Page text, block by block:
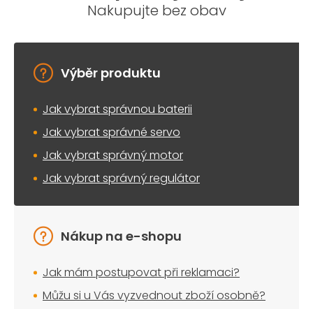
Nakupujte bez obav
Výběr produktu
Jak vybrat správnou baterii
Jak vybrat správné servo
Jak vybrat správný motor
Jak vybrat správný regulátor
Nákup na e-shopu
Jak mám postupovat při reklamaci?
Můžu si u Vás vyzvednout zboží osobně?